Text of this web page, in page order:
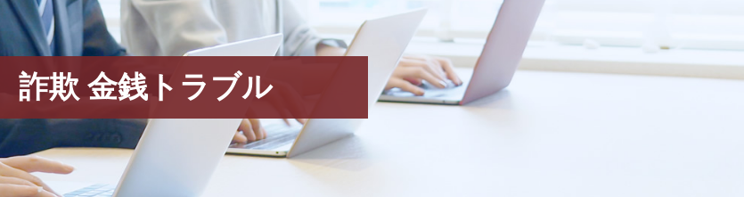
詐欺 金銭トラブル